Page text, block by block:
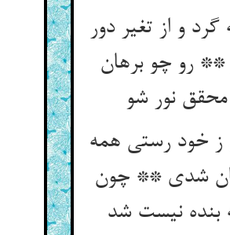
گرد و از تغیر دور
رو چو برهان
محقق نور شو
خود رستی همه
شدی ** چون
بنده نیست شد